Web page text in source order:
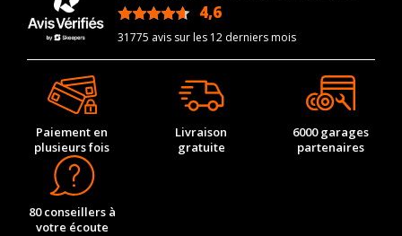
4,6
31775 avis sur les 12 derniers mois
Paiement en
plusieurs fois
Livraison
gratuite
6000 garages
partenaires
80 conseillers à
votre écoute